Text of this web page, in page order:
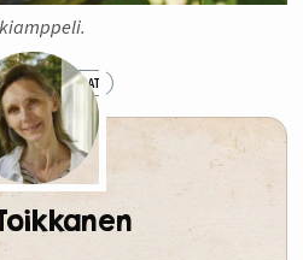
PIHATARINAT